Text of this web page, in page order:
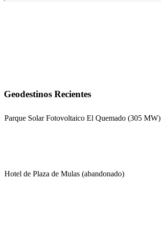
Geodestinos Recientes
Parque Solar Fotovoltaico El Quemado (305 MW)
Hotel de Plaza de Mulas (abandonado)